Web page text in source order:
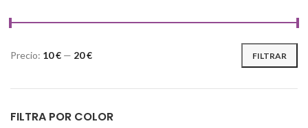
FILTRAR
Precio: 10 € — 20 €
FILTRA POR COLOR